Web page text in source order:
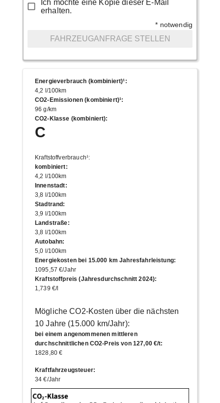
Ich möchte eine Kopie dieser E-Mail
erhalten.
* notwendig
FAHRZEUGANFRAGE STELLEN
Energieverbrauch (kombiniert)¹:
4,2 l/100km
CO2-Emissionen (kombiniert)¹:
96 g/km
CO2-Klasse (kombiniert):
C
Kraftstoffverbrauch¹:
kombiniert:
4,2 l/100km
Innenstadt:
3,8 l/100km
Stadtrand:
3,9 l/100km
Landstraße:
3,8 l/100km
Autobahn:
5,0 l/100km
Energiekosten bei 15.000 km Jahresfahrleistung:
1095,57 €/Jahr
Kraftstoffpreis (Jahresdurchschnitt 2024):
1,739 €/l
Mögliche CO2-Kosten über die nächsten
10 Jahre (15.000 km/Jahr):
bei einem angenommenen mittleren
durchschnittlichen CO2-Preis von 127,00 €/t:
1828,80 €
Kraftfahrzeugsteuer:
34 €/Jahr